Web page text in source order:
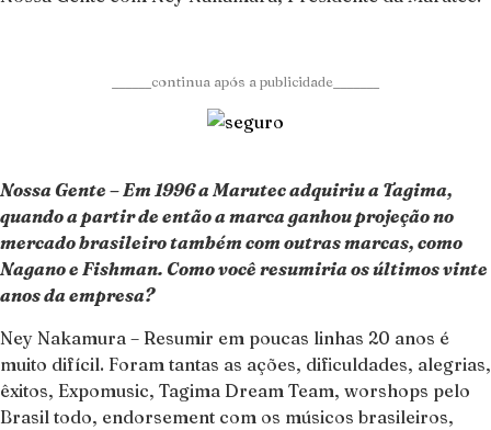
______continua após a publicidade_______
Nossa Gente – Em 1996 a Marutec adquiriu a Tagima,
quando a partir de então a marca ganhou projeção no
mercado brasileiro também com outras marcas, como
Nagano e Fishman. Como você resumiria os últimos vinte
anos da empresa?
Ney Nakamura – Resumir em poucas linhas 20 anos é
muito difícil. Foram tantas as ações, dificuldades, alegrias,
êxitos, Expomusic, Tagima Dream Team, worshops pelo
Brasil todo, endorsement com os músicos brasileiros,